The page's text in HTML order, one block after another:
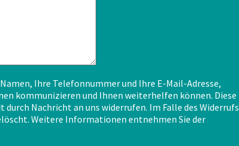
Ihre Telefonnummer und Ihre E-Mail-Adresse,
kommunizieren und Ihnen weiterhelfen können. Diese
Nachricht an uns widerrufen. Im Falle des Widerrufs
Weitere Informationen entnehmen Sie der